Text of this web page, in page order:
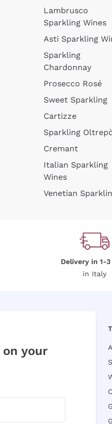
Lambrusco
Sparkling Wines
Asti Sparkling
Sparkling
Chardonnay
Prosecco Rosé
Sweet Sparkling
Cartizze
Sparkling
Cremant
Italian Sparkling
Wines
Venetian
Delivery in 1-3
in Italy
on your